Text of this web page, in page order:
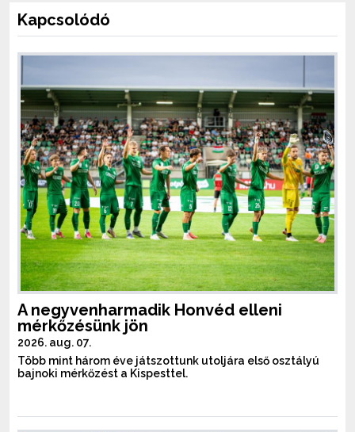
Kapcsolódó
A negyvenharmadik Honvéd elleni
mérkőzésünk jön
2026. aug. 07.
Több mint három éve játszottunk utoljára első osztályú
bajnoki mérkőzést a Kispesttel.